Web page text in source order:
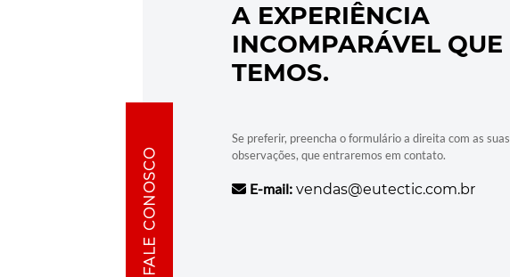
A EXPERIÊNCIA
INCOMPARÁVEL QUE
TEMOS.
Se preferir, preencha o formulário a direita com as suas
observações, que entraremos em contato.
E-mail: vendas@eutectic.com.br
FALE CONOSCO